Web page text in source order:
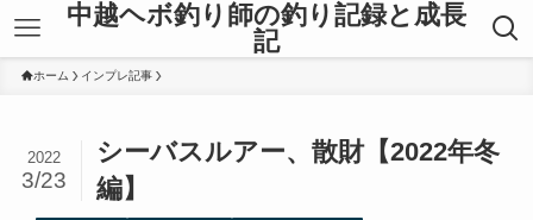
中越ヘボ釣り師の釣り記録と成長
記
ホーム インプレ記事
シーバスルアー、散財【2022年冬
編】
2022
3/23